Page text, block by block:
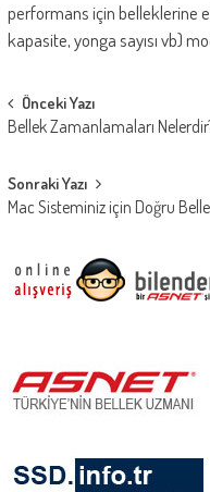
performans için belleklerine
kapasite, yonga sayısı vb)
Post
navigation
Önceki Yazı
Bellek Zamanlamaları
Sonraki Yazı
Mac Sisteminiz için Doğru